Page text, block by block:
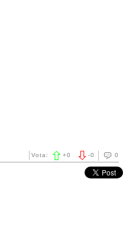
0
-0
Vota: +0